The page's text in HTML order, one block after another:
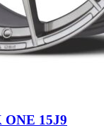
ONE 15J9